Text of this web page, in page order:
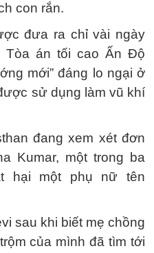
con rắn.
đưa ra chỉ vài ngày
Tòa án tối cao Ấn Độ
mới” đáng lo ngại ở
sử dụng làm vũ khí
đang xem xét đơn
Kumar, một trong ba
hại một phụ nữ tên
sau khi biết mẹ chồng
của mình đã tìm tới